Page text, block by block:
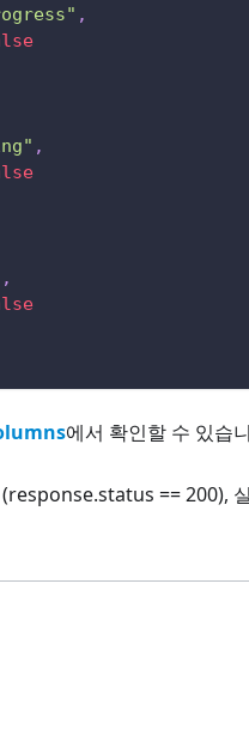
,
,
,
에서 확인할 수 있습
== 200),